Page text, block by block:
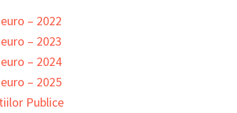
– 2022
– 2023
– 2024
– 2025
Publice